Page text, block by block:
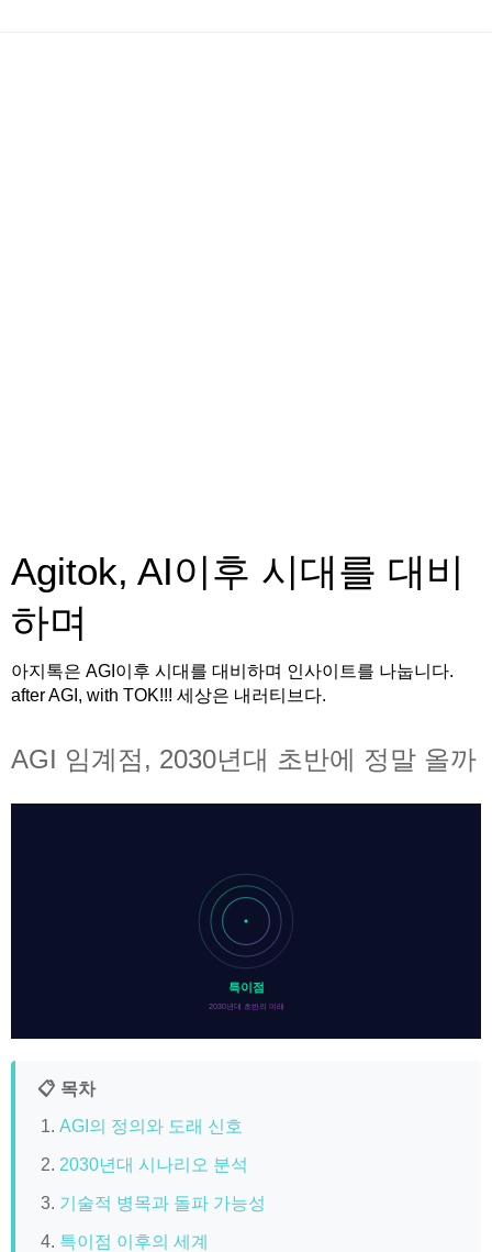
Agitok, AI이후 시대를 대비
하며
아지톡은 AGI이후 시대를 대비하며 인사이트를 나눕니다.
after AGI, with TOK!!! 세상은 내러티브다.
AGI 임계점, 2030년대 초반에 정말 올까
특이점
2030년대 초반의 미래
📋 목차
AGI의 정의와 도래 신호
2030년대 시나리오 분석
기술적 병목과 돌파 가능성
특이점 이후의 세계